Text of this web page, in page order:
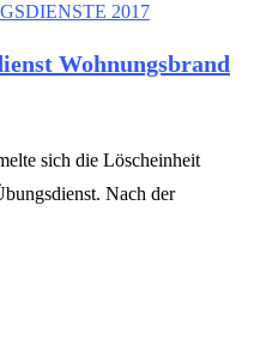
2017
Wohnungsbrand
sich die Löscheinheit
Nach der